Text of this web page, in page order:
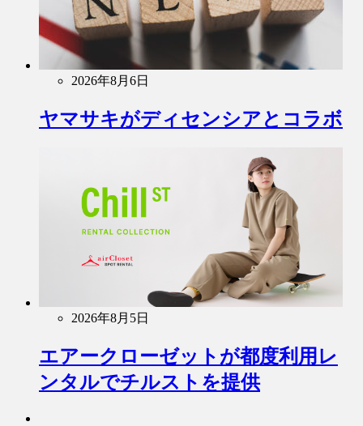
2026年8月6日
ヤマサキがディセンシアとコラボ
2026年8月5日
エアークローゼットが都度利用レ
ンタルでチルストを提供